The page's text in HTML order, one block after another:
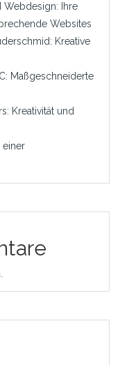
Webdesign: Ihre
Websites
Kreative
Maßgeschneiderte
Kreativität und
einer